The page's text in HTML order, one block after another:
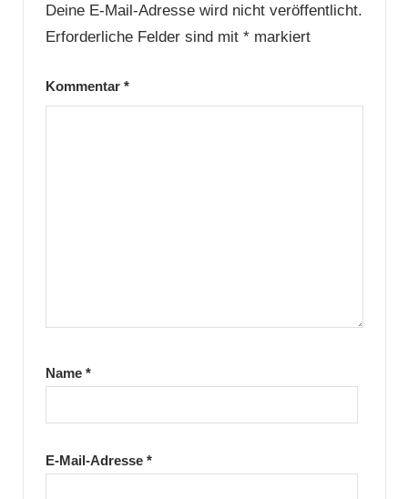
Deine E-Mail-Adresse wird nicht veröffentlicht.
Erforderliche Felder sind mit *markiert
Kommentar *
Name *
E-Mail-Adresse *